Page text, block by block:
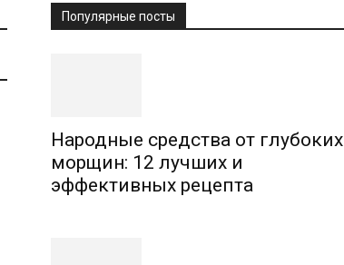
Популярные посты
Народные средства от глубоких
морщин: 12 лучших и
эффективных рецепта